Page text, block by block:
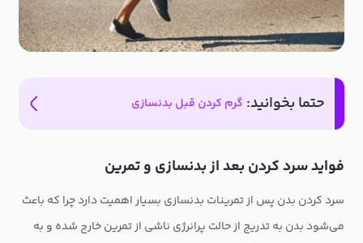
حتما بخوانید: گرم کردن قبل بدنسازی
فواید سرد کردن بعد از بدنسازی و تمرین
سرد کردن بدن پس از تمرینات بدنسازی بسیار اهمیت دارد چرا که باعث
می‌شود بدن به تدریج از حالت پرانرژی ناشی از تمرین خارج شده و به